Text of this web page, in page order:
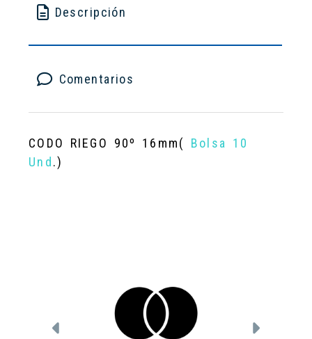
Descripción
Comentarios
CODO RIEGO 90º 16mm(
Bolsa 10
Und .)
Anterior